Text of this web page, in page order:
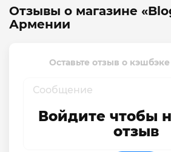
Отзывы о магазине
Армении
Оставьте отзыв о
Войдите чтобы
отзыв